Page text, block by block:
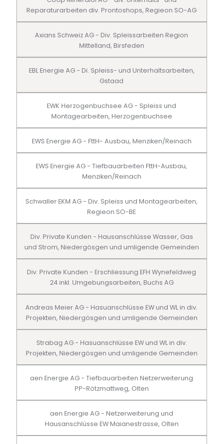
Reparaturarbeiten div. Prontoshops, Regieon SO-AG
Axians Schweiz AG - Div. Spleissarbeiten Region
Mittelland, Birsfeden
EBL Energie AG - Di. Spleiss- und Unterhaltsarbeiten,
Gstaad
EWK Herzogenbuchsee AG - Spleiss und
Montagearbeiten, Herzogenbuchsee
EWS Energie AG - FttH- Ausbau, Menziken/Reinach
EWS Energie AG - Tiefbauarbeiten FttH-Ausbau,
Menziken/Reinach
Schwaller EKM AG - Div. Spleiss und Montagearbeiten,
Regieon SO-BE
Div. Private Kunden - Hausanschlüsse Wasser, Gas
und Strom, Niedergösgen und umligende Gemeinden
Div. Private Kunden - Erschliessung EFH Wynefeldweg
24 inkl. Umgebungsarbeiten, Buchs AG
Andreas Meier AG - Hasuanschlüsse EW und WL in div.
Projekten, Niedergösgen und umligende Gemeinden
Strabag AG - Hasuanschlüsse EW und WL in div.
Projekten, Niedergösgen und umligende Gemeinden
aen Energie AG - Tiefbauarbeiten Netzerweiterung
PP-Rötzmattweg, Olten
aen Energie AG - Netzerweiterung und
Hausanschlüsse EW Maianestrasse, Olten